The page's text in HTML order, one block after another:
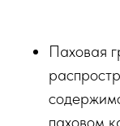
Паховая
паховом